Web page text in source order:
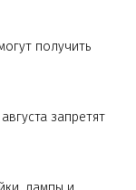
получить
запретят